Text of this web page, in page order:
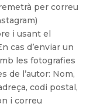
per correu
i usant el
cas d’enviar un
les fotografies
de l’autor: Nom,
codi postal,
i correu